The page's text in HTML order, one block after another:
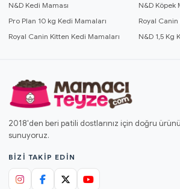
N&D Kedi Maması
N&D Köpek
Pro Plan 10 kg Kedi Mamaları
Royal
Royal Canin Kitten Kedi Mamaları
N&D 1,5 Kg
2018'den beri patili dostlarınız için doğru
sunuyoruz.
BIZI TAKIP EDIN